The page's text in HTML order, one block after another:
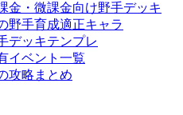
金・微課金向け野手デッキ
野手育成適正キャラ
デッキテンプレ
イベント一覧
攻略まとめ